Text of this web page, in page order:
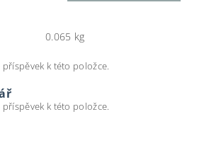
0.065 kg
k této položce.
k této položce.